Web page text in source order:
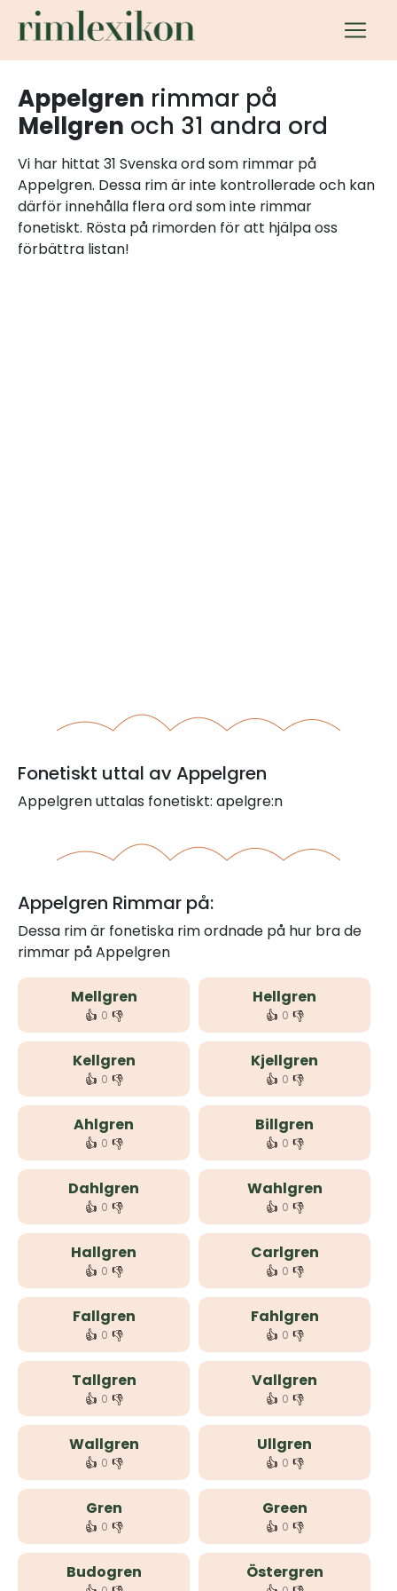
Appelgren rimmar på
Mellgren och 31 andra ord
Vi har hittat 31 Svenska ord som rimmar på
Appelgren. Dessa rim är inte kontrollerade och kan
därför innehålla flera ord som inte rimmar
fonetiskt. Rösta på rimorden för att hjälpa oss
förbättra listan!
Fonetiskt uttal av Appelgren
Appelgren uttalas fonetiskt: apelgre:n
Appelgren Rimmar på:
Dessa rim är fonetiska rim ordnade på hur bra de
rimmar på Appelgren
Mellgren
👍 0 👎
Hellgren
👍 0 👎
Kellgren
👍 0 👎
Kjellgren
👍 0 👎
Ahlgren
👍 0 👎
Billgren
👍 0 👎
Dahlgren
👍 0 👎
Wahlgren
👍 0 👎
Hallgren
👍 0 👎
Carlgren
👍 0 👎
Fallgren
👍 0 👎
Fahlgren
👍 0 👎
Tallgren
👍 0 👎
Vallgren
👍 0 👎
Wallgren
👍 0 👎
Ullgren
👍 0 👎
Gren
👍 0 👎
Green
👍 0 👎
Budogren Östergren